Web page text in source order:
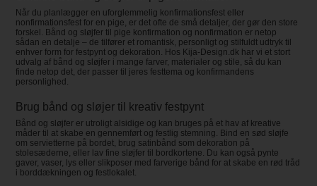
Når du planlægger en uforglemmelig konfirmationsfest eller
nonfirmationsfest for en pige, er det ofte de små detaljer, der gør den store
forskel. Bånd og sløjfer til pige konfirmation og nonfirmation er netop
sådan en detalje – de tilfører et romantisk, personligt og stilfuldt udtryk til
enhver form for festpynt og dekoration. Hos Kija-Design.dk har vi et stort
udvalg af bånd og sløjfer i mange farver, materialer og stile, så du kan
finde netop det, der passer til jeres festtema og konfirmandens
personlighed.
Brug bånd og sløjer til kreativ festpynt
Bånd og sløjfer er utroligt alsidige og kan bruges på et hav af kreative
måder til at skabe en gennemført og festlig stemning. Bind en sød sløjfe
om servietterne på bordet, brug satinbånd som dekoration på
stolesæderne, eller lav fine sløjfer til bordkortene. Du kan også pynte
gaver, vaser, lys eller slikposer med farverige bånd for at skabe en rød tråd
i borddækningen og festlokalet.